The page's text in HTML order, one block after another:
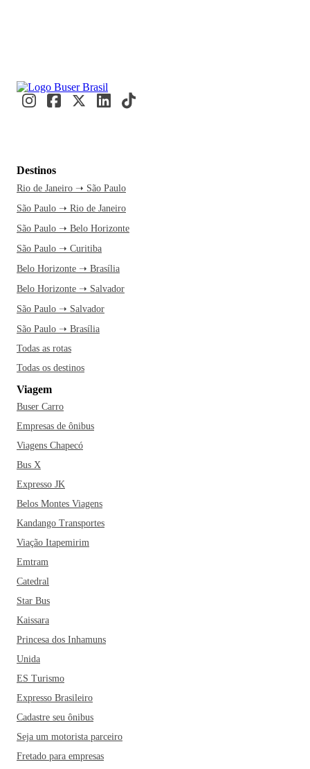
Destinos
Rio de Janeiro ➝ São Paulo
São Paulo ➝ Rio de Janeiro
São Paulo ➝ Belo Horizonte
São Paulo ➝ Curitiba
Belo Horizonte ➝ Brasília
Belo Horizonte ➝ Salvador
São Paulo ➝ Salvador
São Paulo ➝ Brasília
Todas as rotas
Todas os destinos
Viagem
Buser Carro
Empresas de ônibus
Viagens Chapecó
Bus X
Expresso JK
Belos Montes Viagens
Kandango Transportes
Viação Itapemirim
Emtram
Catedral
Star Bus
Kaissara
Princesa dos Inhamuns
Unida
ES Turismo
Expresso Brasileiro
Cadastre seu ônibus
Seja um motorista parceiro
Fretado para empresas